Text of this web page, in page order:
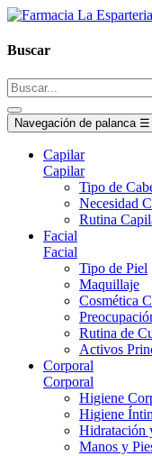
Buscar
Navegación de palanca ☰
Capilar
Capilar
Tipo de
Necesidad
Rutina
Facial
Facial
Tipo de Piel
Maquillaje
Cosmética
Rutina de
Activos
Corporal
Corporal
Higiene
Higiene
Hidratación
Manos y